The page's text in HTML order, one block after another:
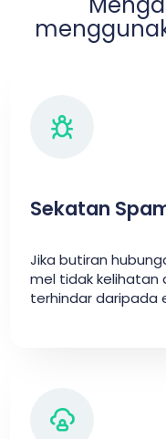
Sekatan
Jika butiran
mel tidak kelihatan
terhindar daripada